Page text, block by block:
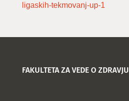
ligaskih-tekmovanj-up-1
FAKULTETA ZA VEDE O ZDRAVJU